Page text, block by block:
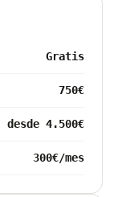
Gratis
750€
desde 4.500€
300€/mes